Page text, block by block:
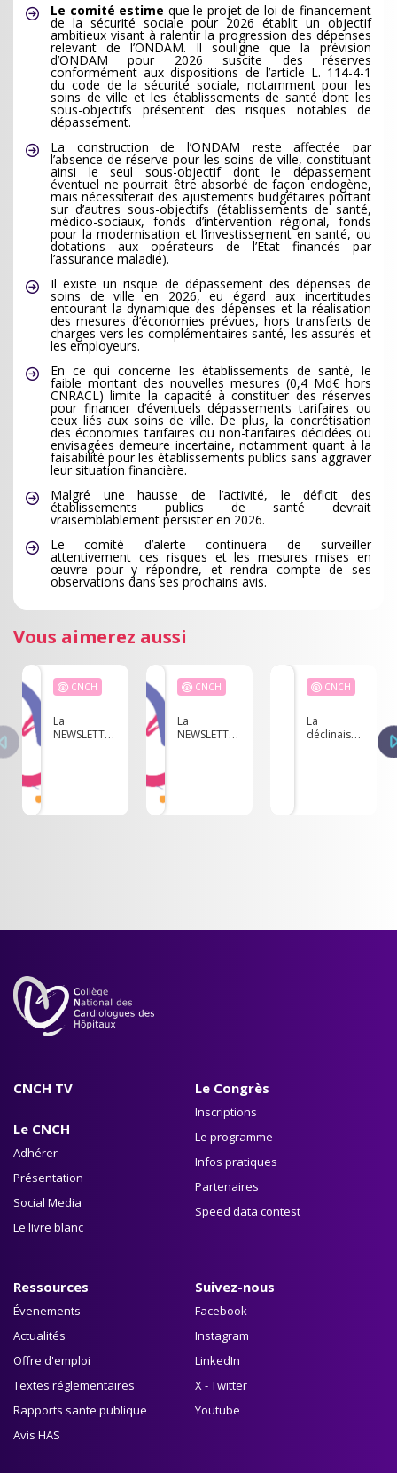
Le comité estime que le projet de loi de financement
de la sécurité sociale pour 2026 établit un objectif
ambitieux visant à ralentir la progression des dépenses
relevant de l’ONDAM. Il souligne que la prévision
d’ONDAM pour 2026 suscite des réserves
conformément aux dispositions de l’article L. 114-4-1
du code de la sécurité sociale, notamment pour les
soins de ville et les établissements de santé dont les
sous-objectifs présentent des risques notables de
dépassement.
La construction de l’ONDAM reste affectée par
l’absence de réserve pour les soins de ville, constituant
ainsi le seul sous-objectif dont le dépassement
éventuel ne pourrait être absorbé de façon endogène,
mais nécessiterait des ajustements budgétaires portant
sur d’autres sous-objectifs (établissements de santé,
médico-sociaux, fonds d’intervention régional, fonds
pour la modernisation et l’investissement en santé, ou
dotations aux opérateurs de l’État financés par
l’assurance maladie).
Il existe un risque de dépassement des dépenses de
soins de ville en 2026, eu égard aux incertitudes
entourant la dynamique des dépenses et la réalisation
des mesures d’économies prévues, hors transferts de
charges vers les complémentaires santé, les assurés et
les employeurs.
En ce qui concerne les établissements de santé, le
faible montant des nouvelles mesures (0,4 Md€ hors
CNRACL) limite la capacité à constituer des réserves
pour financer d’éventuels dépassements tarifaires ou
ceux liés aux soins de ville. De plus, la concrétisation
des économies tarifaires ou non-tarifaires décidées ou
envisagées demeure incertaine, notamment quant à la
faisabilité pour les établissements publics sans aggraver
leur situation financière.
Malgré une hausse de l’activité, le déficit des
établissements publics de santé devrait
vraisemblablement persister en 2026.
Le comité d’alerte continuera de surveiller
attentivement ces risques et les mesures mises en
œuvre pour y répondre, et rendra compte de ses
observations dans ses prochains avis.
Vous aimerez aussi
CNCH
La
NEWSLETTER
CNCH
La
NEWSLETTER
CNCH
La
déclinaison
CNCH TV
Le CNCH
Adhérer
Présentation
Social Media
Le livre blanc
Le Congrès
Inscriptions
Le programme
Infos pratiques
Partenaires
Speed data contest
Ressources
Évenements
Actualités
Offre d'emploi
Textes réglementaires
Rapports sante publique
Avis HAS
Suivez-nous
Facebook
Instagram
LinkedIn
X - Twitter
Youtube